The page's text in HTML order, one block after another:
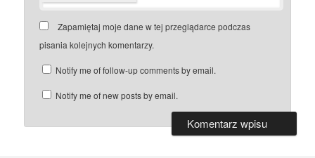
Zapamiętaj moje dane w tej przeglądarce podczas
pisania kolejnych komentarzy.
Notify me of follow-up comments by email.
Notify me of new posts by email.